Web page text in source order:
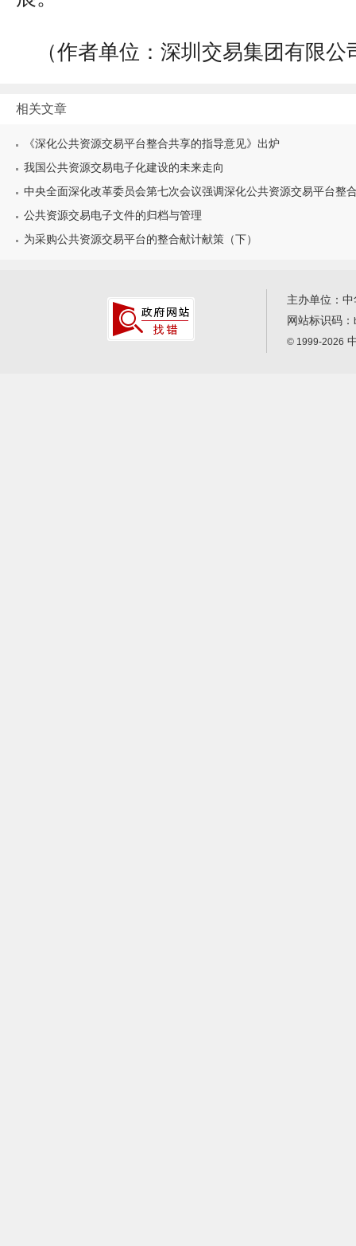
（作者单位：深圳交易集团有限公
相关文章
《深化公共资源交易平台整合共享的指导意见》出炉
我国公共资源交易电子化建设的未来走向
中央全面深化改革委员会第七次会议强调深化公共资源交易平台整
公共资源交易电子文件的归档与管理
为采购公共资源交易平台的整合献计献策（下）
主办单位：
网站标识码：
© 1999-2026